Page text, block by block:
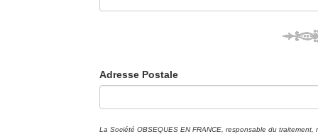
Adresse Postale
La Société OBSEQUES EN FRANCE, responsable du